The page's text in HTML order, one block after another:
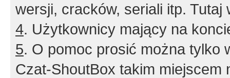
wersji, cracków, seriali itp. Tutaj
4. Użytkownicy mający na
5. O pomoc prosić można tylko
Czat-ShoutBox takim miejscem